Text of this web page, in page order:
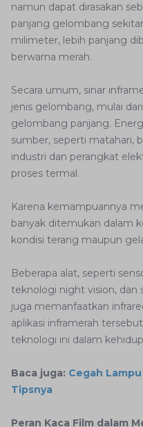
namun dapat dirasakan
panjang gelombang
milimeter, lebih panjang
berwarna merah.
Secara umum, sinar
jenis gelombang, mulai
gelombang panjang.
sumber, seperti matahari,
industri dan perangkat
proses termal.
Karena kemampuannya
banyak ditemukan dalam
kondisi terang maupun
Beberapa alat, seperti
teknologi night vision, dan
juga memanfaatkan
aplikasi inframerah
teknologi ini dalam
Baca juga: Cegah
Tipsnya
Peran Kaca Film dalam